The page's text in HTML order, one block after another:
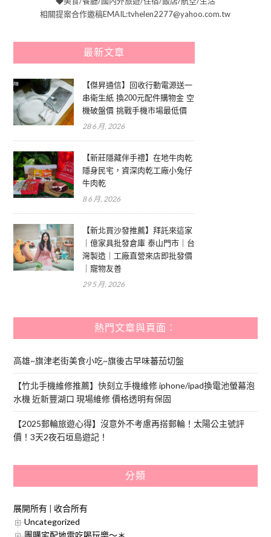
相關提案合作邀稿EMAIL:tvhelen2277@yahoo.com.tw
最新文章
【傑昇通信】回收行動電源送一
串衛生紙 換200元配件購物金 空
機破盤價 挑戰手機市場最低價
28 6 月, 2026
【新莊隱藏伴手禮】在地牛肉乾
隱身民宅，資深肉乾工廠小兔仔
牛肉乾
8 6 月, 2026
【新北買沙發推薦】拜託來這家
｜億家具批發倉庫 泰山門市｜台
灣製造｜工廠直營來店即批發價
｜寵物友善
29 5 月, 2026
熱門文章與頁面︰
高雄~旗津老街美食小吃~旗後古早味蕃茄切盤
【竹北手機維修推薦】快刻立手機維修 iphone/ipad換電池螢幕泡
水機 近新豐湖口 現場維修 價格透明有保固
【2025郵輪旅遊心得】沒意外不考慮再搭郵輪！太陽公主號評
價！3天2夜石垣島遊記！
分類
展開所有 | 收合所有
Uncategorized